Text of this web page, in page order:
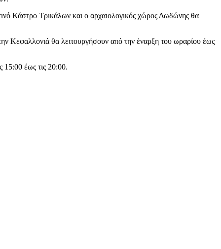
Κάστρο Τρικάλων και ο αρχαιολογικός χώρος Δωδώνης θα
Κεφαλλονιά θα λειτουργήσουν από την έναρξη του ωραρίου έως
15:00 έως τις 20:00.